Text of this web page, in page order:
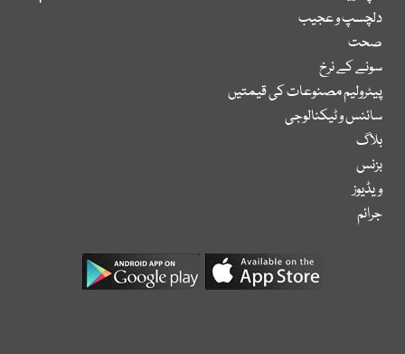
دلچسپ و عجیب
صحت
سونے کے نرخ
پیٹرولیم مصنوعات کی قیمتیں
سائنس و ٹیکنالوجی
بلاگ
بزنس
ویڈیوز
جرائم